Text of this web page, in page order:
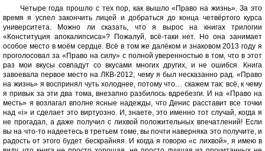
Четыре года прошло с тех пор, как вышло «Право на жизнь». За это
время я успел закончить лицей и добраться до конца четвёртого курса
университета. Можно ли сказать, что я вырос на книгах трилогии
«Конституция апокалипсиса»? Пожалуй, всё-таки нет. Но она занимает
особое место в моём сердце. Всё в том же далёком и знаковом 2013 году я
проголосовал за «Право на силу» с полной уверенностью в том, что в этот
раз мои вкусы совпадут со вкусами многих других, и не ошибся. Книга
завоевала первое место на ЛКВ-2012, чему я был несказанно рад. «Право
на жизнь» я воспринял чуть холоднее, потому что… скажем так: всё, к чему
я привык за эти два тома, внезапно разбилось вдребезги. И на «Право на
месть» я возлагал вполне ясные надежды, что Денис расставит все точки
над «i» и сделает это виртуозно. И, знаете, это именно тот случай, когда я
не прогадал, а даже получил с лихвой положительных впечатлений! Если
вы на что-то надеетесь в третьем томе, вы почти наверняка это получите, и
радость от этого будет бескрайняя. И когда я говорю «с лихвой», я имею в